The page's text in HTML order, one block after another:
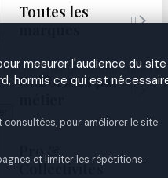
mesurer l'audience du
hormis ce qui est
pour améliorer le site.
et limiter les répétitions.
Toutes les
marques

Uniformes par
Pro &
Collectivités